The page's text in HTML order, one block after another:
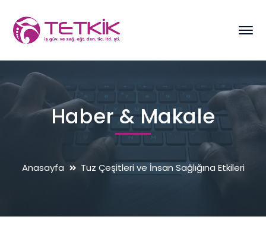
Haber & Makale
Anasayfa Tuz Çeşitleri ve İnsan Sağlığına Etkileri